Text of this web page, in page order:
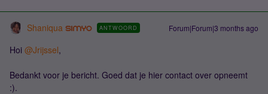
Shaniqua ANTWOORD Forum|Forum|3 months ago
Hoi ​ @Jrijssel,
Bedankt voor je bericht. Goed dat je hier contact over opneemt
:).